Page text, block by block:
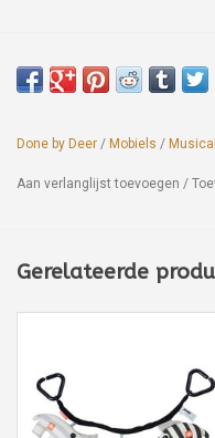
Done by Deer / Mobiels /
Aan verlanglijst toevoegen /
Gerelateerde